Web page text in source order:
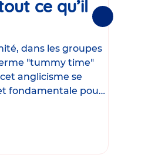
ce qu’il
dans les groupes
"tummy time"
anglicisme se
fondamentale pour
Suivantes